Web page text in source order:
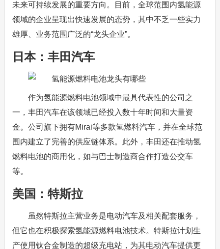
未来可持续发展的重要方向。目前，全球范围内氢能源
领域的企业呈现出快速发展的态势，其中不乏一些实力
雄厚、业务范围广泛的“龙头企业”。
日本：丰田汽车
作为氢能源燃料电池领域中最具代表性的公司之
一，丰田汽车在该领域已经投入数十年时间和大量资
金。公司旗下拥有Mirai等多款氢燃料汽车，并在全球范
围内建立了完善的供应链体系。此外，丰田还在推动氢
燃料电池的商用化，如与巴士制造商合作打造公交车
等。
美国：特斯拉
虽然特斯拉主营业务是电动汽车及相关配套服务，
但它也在积极探索氢能源燃料电池技术。特斯拉计划生
产使用钛合金制造的超级充电站，为其电动汽车提供更